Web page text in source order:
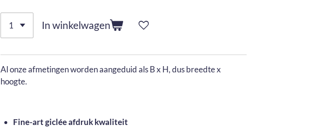
In winkelwagen
Al onze afmetingen worden aangeduid als B x H, dus breedte x
hoogte.
Fine-art giclée afdruk kwaliteit